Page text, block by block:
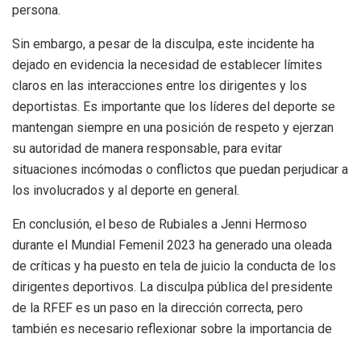
persona.
Sin embargo, a pesar de la disculpa, este incidente ha
dejado en evidencia la necesidad de establecer límites
claros en las interacciones entre los dirigentes y los
deportistas. Es importante que los líderes del deporte se
mantengan siempre en una posición de respeto y ejerzan
su autoridad de manera responsable, para evitar
situaciones incómodas o conflictos que puedan perjudicar a
los involucrados y al deporte en general.
En conclusión, el beso de Rubiales a Jenni Hermoso
durante el Mundial Femenil 2023 ha generado una oleada
de críticas y ha puesto en tela de juicio la conducta de los
dirigentes deportivos. La disculpa pública del presidente
de la RFEF es un paso en la dirección correcta, pero
también es necesario reflexionar sobre la importancia de